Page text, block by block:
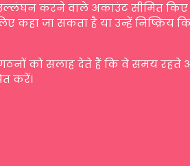
करने वाले अकाउंट सीमित
कहा जा सकता है या उन्हें निष्क्रिय
को सलाह देते हैं कि वे समय रहते
करें।